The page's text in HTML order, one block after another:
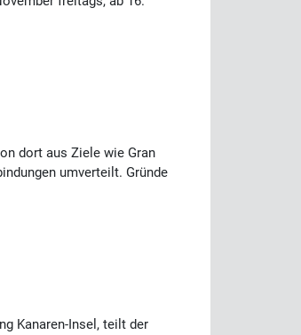
dort aus Ziele wie Gran
umverteilt. Gründe
Kanaren-Insel, teilt der